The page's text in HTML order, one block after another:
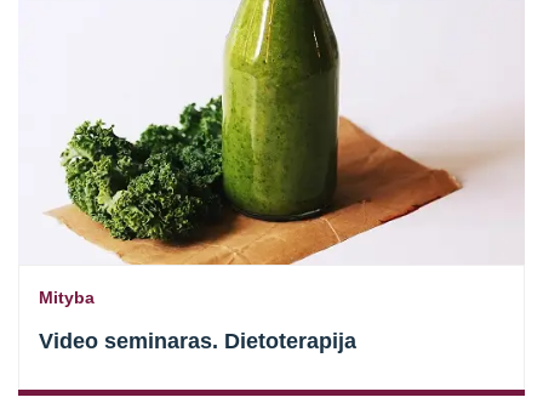
Mityba
Video seminaras. Dietoterapija